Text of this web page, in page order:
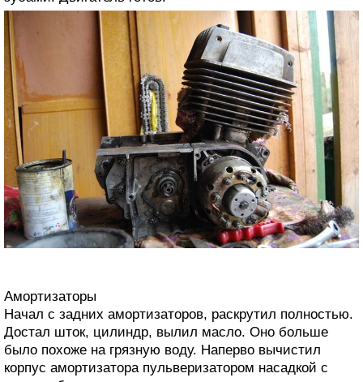
Амортизаторы
Начал с задних амортизаторов, раскрутил полностью.
Достал шток, цилиндр, вылил масло. Оно больше
было похоже на грязную воду. Наперво вычистил
корпус амортизатора пульверизатором насадкой с